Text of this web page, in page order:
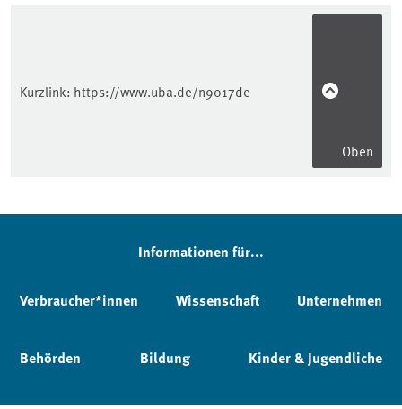
Kurzlink: https://www.uba.de/n9017de
Oben
Informationen für...
Verbraucher*innen Wissenschaft Unternehmen
Behörden Bildung Kinder & Jugendliche